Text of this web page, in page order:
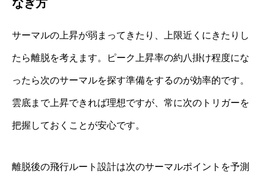
なぎ方
サーマルの上昇が弱まってきたり、上限近くにきたりし
たら離脱を考えます。ピーク上昇率の約八掛け程度にな
ったら次のサーマルを探す準備をするのが効率的です。
雲底まで上昇できれば理想ですが、常に次のトリガーを
把握しておくことが安心です。
離脱後の飛行ルート設計は次のサーマルポイントを予測